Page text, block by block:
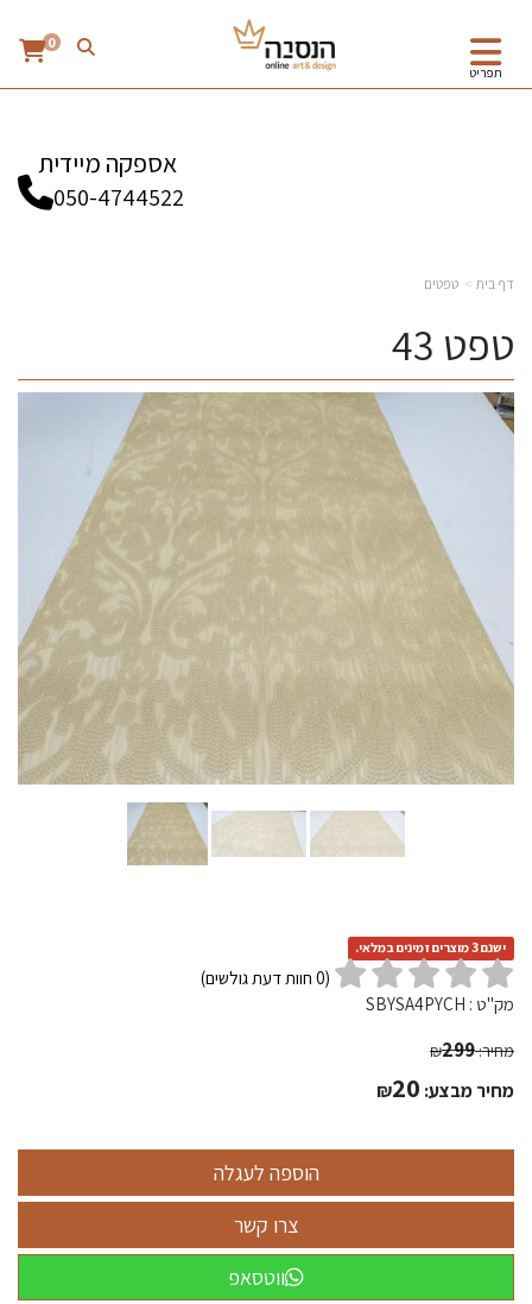
תפריט
0
אספקה מיידית
050-4744522
דף בית טפטים
טפט 43
ישנם 3 מוצרים זמינים במלאי.
(
0 חוות דעת גולשים)
מק"ט : SBYSA4PYCH
מחיר: ₪299
מחיר מבצע: ₪20
ווטסאפ